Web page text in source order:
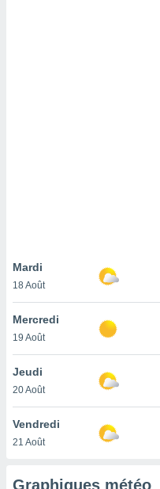
notre
que
et que
Mardi
18 Août
Mercredi
19 Août
Jeudi
20 Août
Vendredi
21 Août
Graphiques météo